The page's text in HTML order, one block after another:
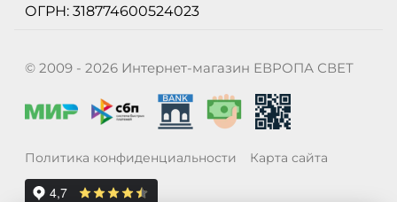
ОГРН: 318774600524023
© 2009 - 2026 Интернет-магазин ЕВРОПА СВЕТ
Политика конфиденциальности Карта сайта